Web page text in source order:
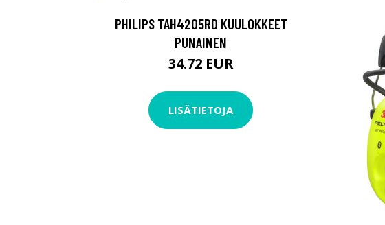
PHILIPS TAH4205RD KUULOKKEET
PUNAINEN
34.72 EUR
LISÄTIETOJA